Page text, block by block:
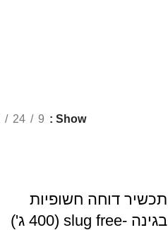
Show
9
24
תכשיר דוחה חשופיות
בגינה -slug free (400 ג')